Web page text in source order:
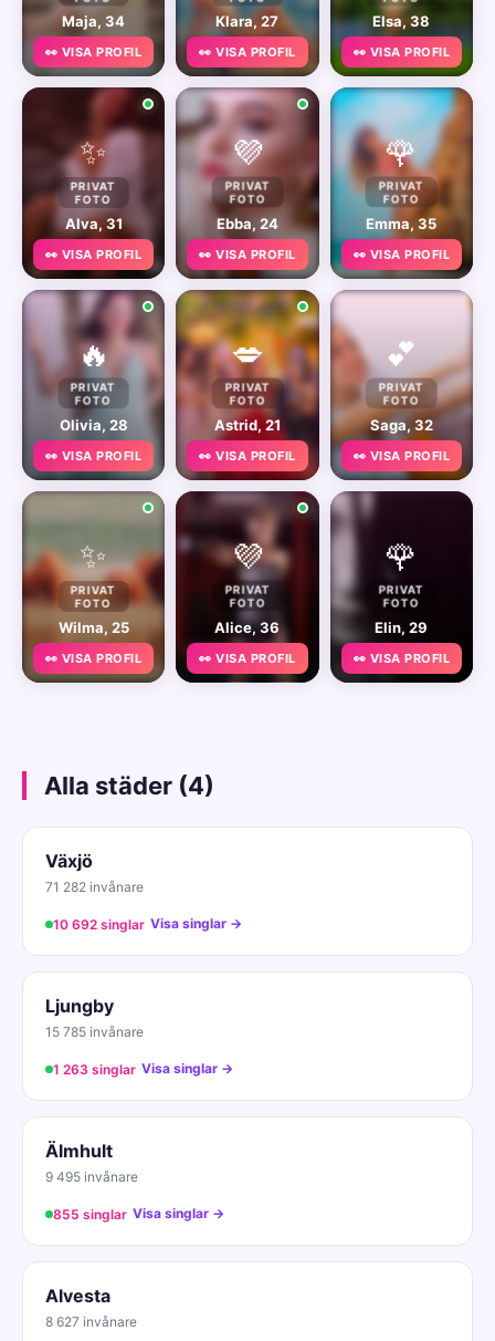
Maja, 34
👀 VISA PROFIL
Klara, 27
👀 VISA PROFIL
Elsa, 38
👀 VISA PROFIL
✨
PRIVAT
FOTO
Alva, 31
👀 VISA PROFIL
💜
PRIVAT
FOTO
Ebba, 24
👀 VISA PROFIL
🌹
PRIVAT
FOTO
Emma, 35
👀 VISA PROFIL
🔥
PRIVAT
FOTO
Olivia, 28
👀 VISA PROFIL
💋
PRIVAT
FOTO
Astrid, 21
👀 VISA PROFIL
💕
PRIVAT
FOTO
Saga, 32
👀 VISA PROFIL
✨
PRIVAT
FOTO
Wilma, 25
👀 VISA PROFIL
💜
PRIVAT
FOTO
Alice, 36
👀 VISA PROFIL
🌹
PRIVAT
FOTO
Elin, 29
👀 VISA PROFIL
Alla städer (4)
Växjö
71 282 invånare
10 692 singlar Visa singlar →
Ljungby
15 785 invånare
1 263 singlar Visa singlar →
Älmhult
9 495 invånare
855 singlar Visa singlar →
Alvesta
8 627 invånare